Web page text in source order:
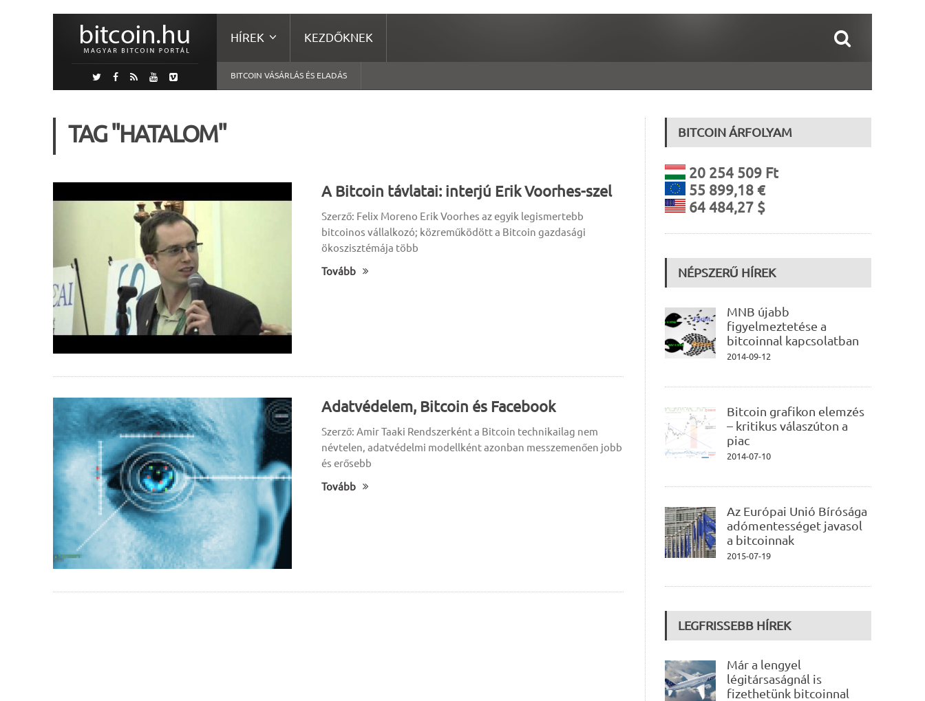
HÍREK KEZDŐKNEK
BITCOIN VÁSÁRLÁS ÉS ELADÁS
TAG "HATALOM"
A Bitcoin távlatai: interjú Erik Voorhes-szel
Szerző: Felix Moreno Erik Voorhes az egyik legismertebb
bitcoinos vállalkozó; közreműködött a Bitcoin gazdasági
ökoszisztémája több
Tovább
Adatvédelem, Bitcoin és Facebook
Szerző: Amir Taaki Rendszerként a Bitcoin technikailag nem
névtelen, adatvédelmi modellként azonban messzemenően jobb
és erősebb
Tovább
BITCOIN ÁRFOLYAM
20 254 509 Ft
55 899,18 €
64 484,27 $
NÉPSZERŰ HÍREK
MNB újabb
figyelmeztetése a
bitcoinnal kapcsolatban
2014-09-12
Bitcoin grafikon elemzés
– kritikus válaszúton a
piac
2014-07-10
Az Európai Unió Bírósága
adómentességet javasol
a bitcoinnak
2015-07-19
LEGFRISSEBB HÍREK
Már a lengyel
légitársaságnál is
fizethetünk bitcoinnal